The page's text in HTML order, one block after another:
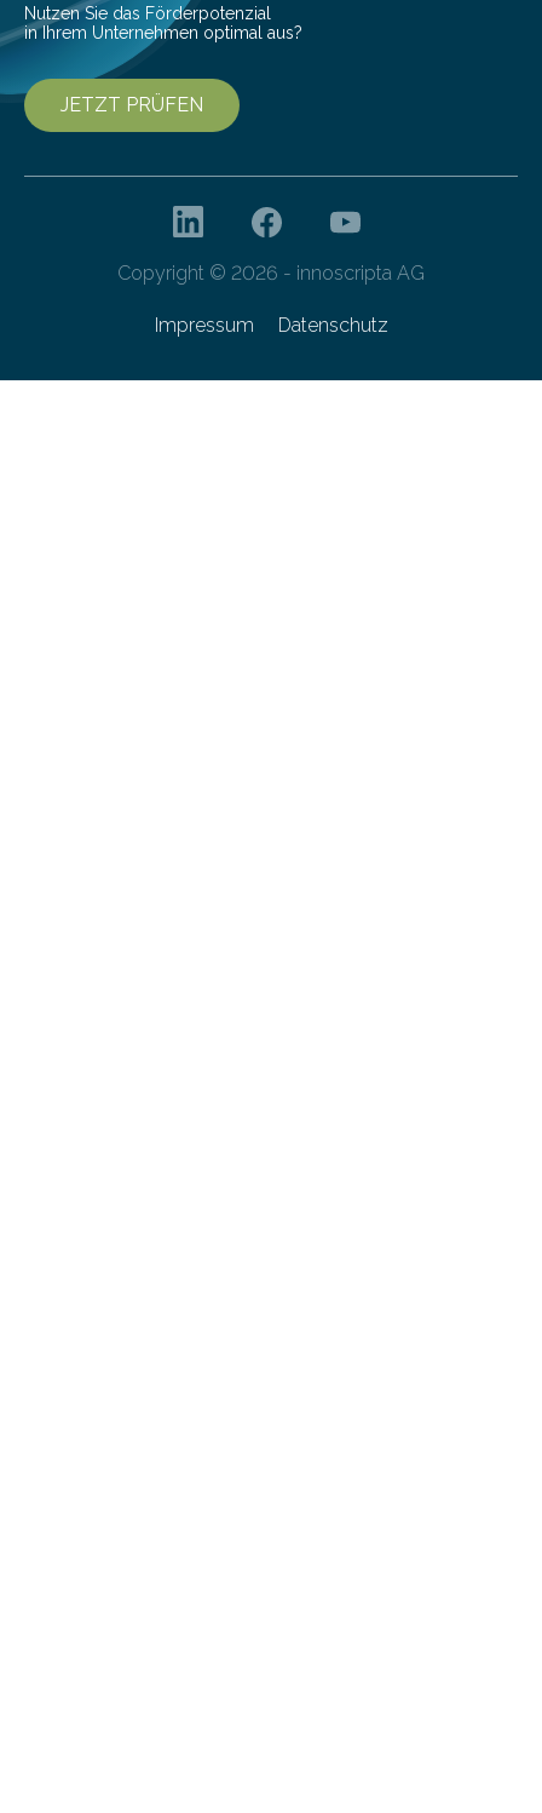
Nutzen Sie das Förderpotenzial
in Ihrem Unternehmen optimal aus?
JETZT PRÜFEN
Copyright © 2026 - innoscripta AG
Impressum Datenschutz